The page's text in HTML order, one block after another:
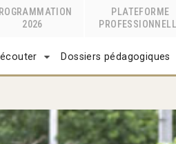
2026
PLATEFORME
Dossiers pédagogiques